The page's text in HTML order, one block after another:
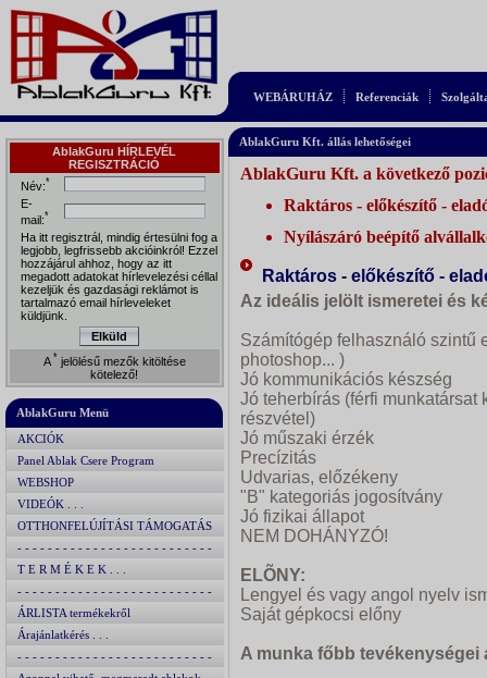
WEBÁRUHÁZ Referenciák
AblakGuru HÍRLEVÉL
REGISZTRÁCIÓ
Név:*
E-
mail:*
Ha itt regisztrál, mindig értesülni fog a
legjobb, legfrissebb akcióinkról! Ezzel
hozzájárul ahhoz, hogy az itt
megadott adatokat hírlevelezési céllal
kezeljük és gazdasági reklámot is
tartalmazó email hírleveleket
küldjünk.
Elküld
A * jelölésű mezők kitöltése
kötelező!
AblakGuru Menü
AKCIÓK
Panel Ablak Csere Program
WEBSHOP
VIDEÓK . . .
OTTHONFELÚJÍTÁSI TÁMOGATÁS
2024
- - - - - - - - - - - - - - - - - - - - - - - - - -
T E R M É K E K . . .
- - - - - - - - - - - - - - - - - - - - - - - - - -
ÁRLISTA termékekről
Árajánlatkérés . . .
- - - - - - - - - - - - - - - - - - - - - - - - - -
AblakGuru Kft. állás lehetőségei
AblakGuru Kft. a következő
Raktáros - előkészítő -
Nyílászáró beépítő
Raktáros - előkészítő -
Az ideális jelölt ismeretei és
Számítógép felhasználó szintű
photoshop... )
Jó kommunikációs készség
Jó teherbírás (férfi
részvétel)
Jó műszaki érzék
Precízitás
Udvarias, előzékeny
"B" kategoriás jogosítvány
Jó fizikai állapot
NEM DOHÁNYZÓ!
ELÕNY:
Lengyel és vagy angol nyelv
Saját gépkocsi előny
A munka főbb